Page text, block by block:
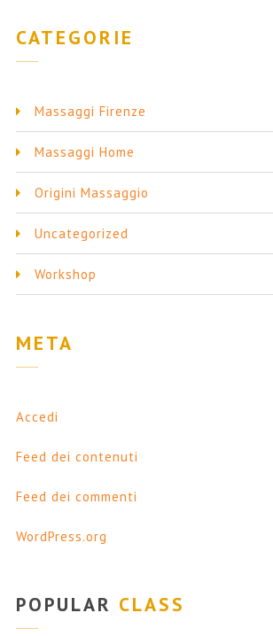
CATEGORIE
Massaggi Firenze
Massaggi Home
Origini Massaggio
Uncategorized
Workshop
META
Accedi
Feed dei contenuti
Feed dei commenti
WordPress.org
POPULAR CLASS